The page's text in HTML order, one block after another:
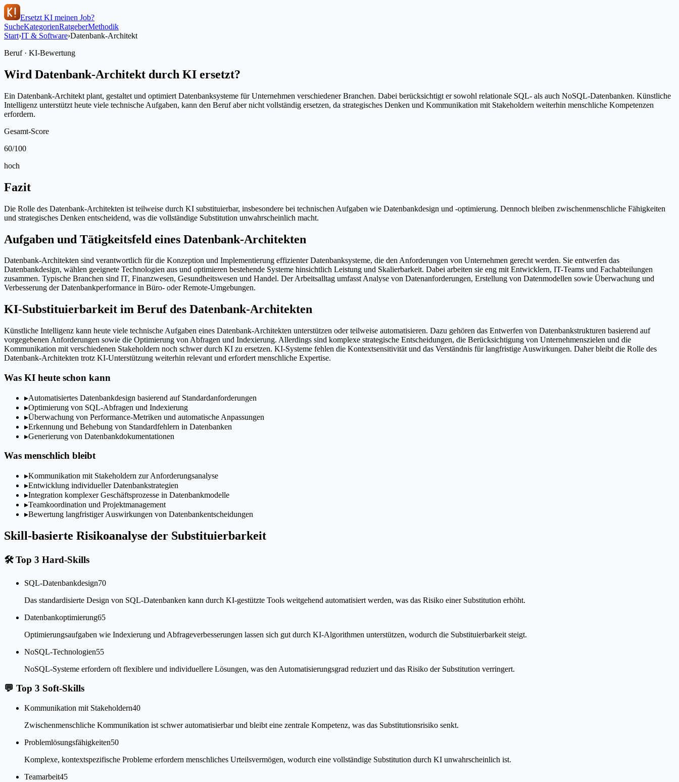
Ersetzt KI meinen Job?
SucheKategorienRatgeberMethodik
Start›IT & Software›Datenbank-Architekt
Beruf · KI-Bewertung
Wird Datenbank-Architekt durch KI ersetzt?
Ein Datenbank-Architekt plant, gestaltet und optimiert Datenbanksysteme für Unternehmen verschiedener Branchen. Dabei berücksichtigt er sowohl relationale SQL- als auch NoSQL-Datenbanken. Künstliche
Intelligenz unterstützt heute viele technische Aufgaben, kann den Beruf aber nicht vollständig ersetzen, da strategisches Denken und Kommunikation mit Stakeholdern weiterhin menschliche Kompetenzen
erfordern.
Gesamt-Score
60/100
hoch
Fazit
Die Rolle des Datenbank-Architekten ist teilweise durch KI substituierbar, insbesondere bei technischen Aufgaben wie Datenbankdesign und -optimierung. Dennoch bleiben zwischenmenschliche Fähigkeiten
und strategisches Denken entscheidend, was die vollständige Substitution unwahrscheinlich macht.
Aufgaben und Tätigkeitsfeld eines Datenbank-Architekten
Datenbank-Architekten sind verantwortlich für die Konzeption und Implementierung effizienter Datenbanksysteme, die den Anforderungen von Unternehmen gerecht werden. Sie entwerfen das
Datenbankdesign, wählen geeignete Technologien aus und optimieren bestehende Systeme hinsichtlich Leistung und Skalierbarkeit. Dabei arbeiten sie eng mit Entwicklern, IT-Teams und Fachabteilungen
zusammen. Typische Branchen sind IT, Finanzwesen, Gesundheitswesen und Handel. Der Arbeitsalltag umfasst Analyse von Datenanforderungen, Erstellung von Datenmodellen sowie Überwachung und
Verbesserung der Datenbankperformance in Büro- oder Remote-Umgebungen.
KI-Substituierbarkeit im Beruf des Datenbank-Architekten
Künstliche Intelligenz kann heute viele technische Aufgaben eines Datenbank-Architekten unterstützen oder teilweise automatisieren. Dazu gehören das Entwerfen von Datenbankstrukturen basierend auf
vorgegebenen Anforderungen sowie die Optimierung von Abfragen und Indexierung. Allerdings sind komplexe strategische Entscheidungen, die Berücksichtigung von Unternehmenszielen und die
Kommunikation mit verschiedenen Stakeholdern noch schwer durch KI zu ersetzen. KI-Systeme fehlen die Kontextsensitivität und das Verständnis für langfristige Auswirkungen. Daher bleibt die Rolle des
Datenbank-Architekten trotz KI-Unterstützung weiterhin relevant und erfordert menschliche Expertise.
Was KI heute schon kann
▸Automatisiertes Datenbankdesign basierend auf Standardanforderungen
▸Optimierung von SQL-Abfragen und Indexierung
▸Überwachung von Performance-Metriken und automatische Anpassungen
▸Erkennung und Behebung von Standardfehlern in Datenbanken
▸Generierung von Datenbankdokumentationen
Was menschlich bleibt
▸Kommunikation mit Stakeholdern zur Anforderungsanalyse
▸Entwicklung individueller Datenbankstrategien
▸Integration komplexer Geschäftsprozesse in Datenbankmodelle
▸Teamkoordination und Projektmanagement
▸Bewertung langfristiger Auswirkungen von Datenbankentscheidungen
Skill-basierte Risikoanalyse der Substituierbarkeit
🛠Top 3 Hard-Skills
SQL-Datenbankdesign70
Das standardisierte Design von SQL-Datenbanken kann durch KI-gestützte Tools weitgehend automatisiert werden, was das Risiko einer Substitution erhöht.
Datenbankoptimierung65
Optimierungsaufgaben wie Indexierung und Abfrageverbesserungen lassen sich gut durch KI-Algorithmen unterstützen, wodurch die Substituierbarkeit steigt.
NoSQL-Technologien55
NoSQL-Systeme erfordern oft flexiblere und individuellere Lösungen, was den Automatisierungsgrad reduziert und das Risiko der Substitution verringert.
💬 Top 3 Soft-Skills
Kommunikation mit Stakeholdern40
Zwischenmenschliche Kommunikation ist schwer automatisierbar und bleibt eine zentrale Kompetenz, was das Substitutionsrisiko senkt.
Problemlösungsfähigkeiten50
Komplexe, kontextspezifische Probleme erfordern menschliches Urteilsvermögen, wodurch eine vollständige Substitution durch KI unwahrscheinlich ist.
Teamarbeit45